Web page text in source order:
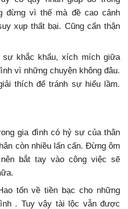
đừng vì thế mà đề cao cảnh
xụp thất bại. Cũng cẩn thận
khắc khẩu, xích mích giữa
vì những chuyện không đâu.
thích để tránh sự hiểu lầm.
gia đình có hỷ sự của thân
còn nhiều lấn cấn. Đừng ôm
bắt tay vào công việc sẽ
tốn về tiền bạc cho những
. Tuy vậy tài lộc vẫn được